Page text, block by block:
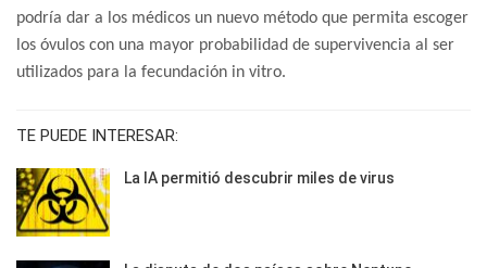
podría dar a los médicos un nuevo método que permita escoger
los óvulos con una mayor probabilidad de supervivencia al ser
utilizados para la fecundación in vitro.
TE PUEDE INTERESAR:
La IA permitió descubrir miles de virus